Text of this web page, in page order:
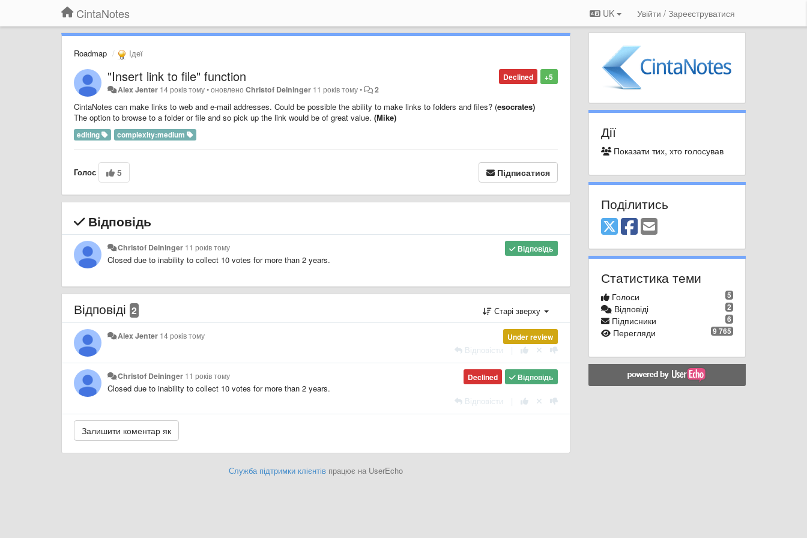
CintaNotes UK Увійти / Зареєструватися
Roadmap Ідеї
+5
Declined
"Insert link to file" function
Alex Jenter 14 років тому•оновленоChristof Deininger 11 років тому• 2
CintaNotes can make links to web and e-mail addresses. Could be possible the ability to make links to folders and files? (esocrates)
The option to browse to a folder or file and so pick up the link would be of great value. (Mike)
editing complexity:medium
Голос 5 Підписатися
Відповідь
Відповідь
Christof Deininger 11 років тому
Closed due to inability to collect 10 votes for more than 2 years.
Відповіді 2 Старі зверху
Under review
Alex Jenter 14 років тому
Відповісти
Відповідь
Declined
Christof Deininger 11 років тому
Closed due to inability to collect 10 votes for more than 2 years.
Відповісти
Служба підтримки клієнтівпрацює на UserEcho
Дії
Показати тих, хто голосував
Поділитись
Статистика теми
5
Голоси
2
Відповіді
6
Підписники
9 765
Перегляди